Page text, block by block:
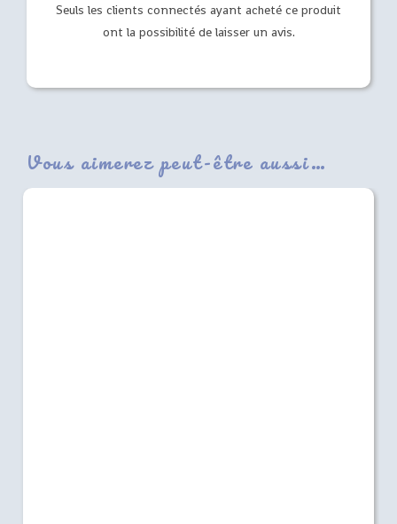
Seuls les clients connectés ayant acheté ce produit
ont la possibilité de laisser un avis.
Vous aimerez peut-être aussi…